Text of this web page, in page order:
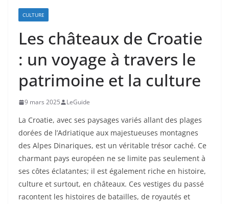
CULTURE
Les châteaux de Croatie
: un voyage à travers le
patrimoine et la culture
9 mars 2025 LeGuide
La Croatie, avec ses paysages variés allant des plages
dorées de l’Adriatique aux majestueuses montagnes
des Alpes Dinariques, est un véritable trésor caché. Ce
charmant pays européen ne se limite pas seulement à
ses côtes éclatantes; il est également riche en histoire,
culture et surtout, en châteaux. Ces vestiges du passé
racontent les histoires de batailles, de royautés et